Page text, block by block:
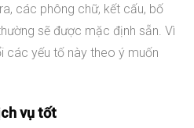
các phông chữ, kết cấu, bố
sẽ được mặc định sẵn. Vì
các yếu tố này theo ý muốn
vụ tốt